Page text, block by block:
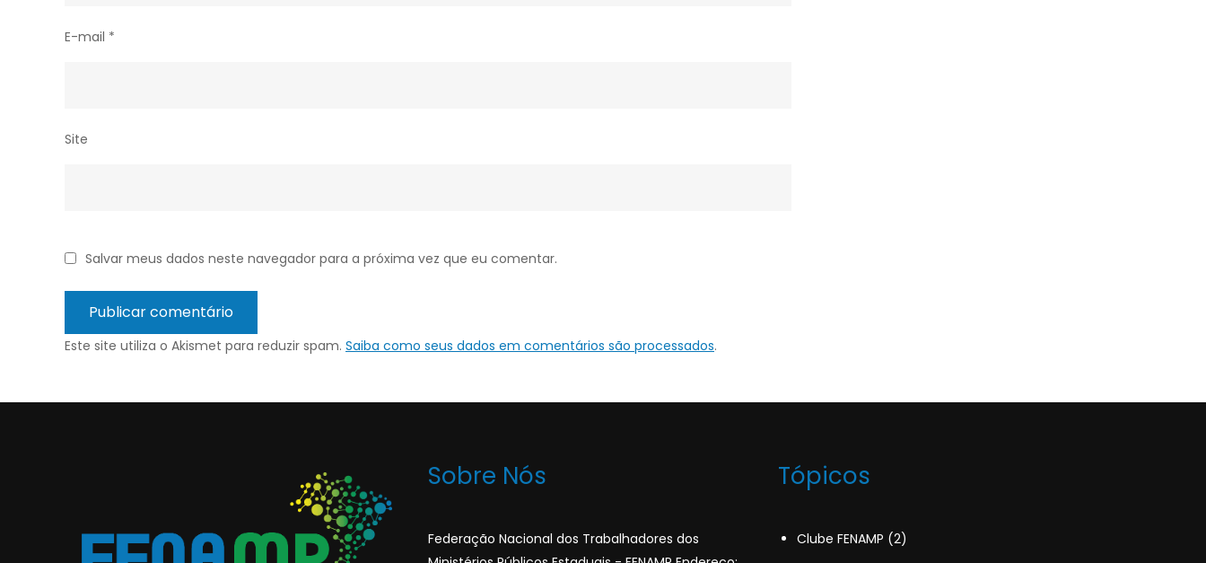
E-mail *
Site
Salvar meus dados neste navegador para a próxima vez que eu comentar.
Este site utiliza o Akismet para reduzir spam. Saiba como seus dados em comentários são processados.
Sobre Nós
Federação Nacional dos Trabalhadores dos
Tópicos
Clube FENAMP (2)